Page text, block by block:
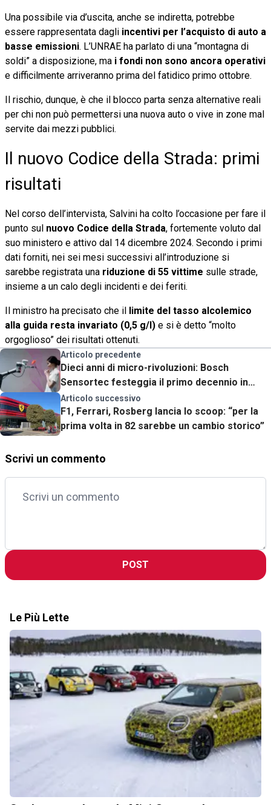
Una possibile via d’uscita, anche se indiretta, potrebbe
essere rappresentata dagli incentivi per l’acquisto di auto a
basse emissioni. L’UNRAE ha parlato di una “montagna di
soldi” a disposizione, ma i fondi non sono ancora operativi
e difficilmente arriveranno prima del fatidico primo ottobre.
Il rischio, dunque, è che il blocco parta senza alternative reali
per chi non può permettersi una nuova auto o vive in zone mal
servite dai mezzi pubblici.
Il nuovo Codice della Strada: primi
risultati
Nel corso dell’intervista, Salvini ha colto l’occasione per fare il
punto sul nuovo Codice della Strada, fortemente voluto dal
suo ministero e attivo dal 14 dicembre 2024. Secondo i primi
dati forniti, nei sei mesi successivi all’introduzione si
sarebbe registrata una riduzione di 55 vittime sulle strade,
insieme a un calo degli incidenti e dei feriti.
Il ministro ha precisato che il limite del tasso alcolemico
alla guida resta invariato (0,5 g/l) e si è detto “molto
orgoglioso” dei risultati ottenuti.
Articolo precedente
Dieci anni di micro-rivoluzioni: Bosch
Sensortec festeggia il primo decennio in
Italia
Articolo successivo
F1, Ferrari, Rosberg lancia lo scoop: “per la
prima volta in 82 sarebbe un cambio storico”
Scrivi un commento
POST
Le Più Lette